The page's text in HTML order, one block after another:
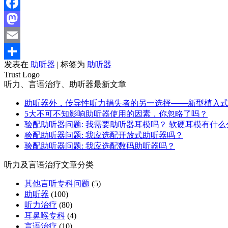
Facebook
Mastodon
Email
分
享
发表在 助听器 | 标签为 助听器
Trust Logo
听力、言语治疗、助听器最新文章
助听器外，传导性听力捐失者的另一选择───新型植入
5大不可不知影响助听器使用的因素，你忽略了吗？
验配助听器问题: 我需要助听器耳模吗？ 软硬耳模有什么
验配助听器问题: 我应选配开放式助听器吗？
验配助听器问题: 我应选配数码助听器吗？
听力及言语治疗文章分类
其他言听专科问题 (5)
助听器 (100)
听力治疗 (80)
耳鼻喉专科 (4)
言语治疗 (10)